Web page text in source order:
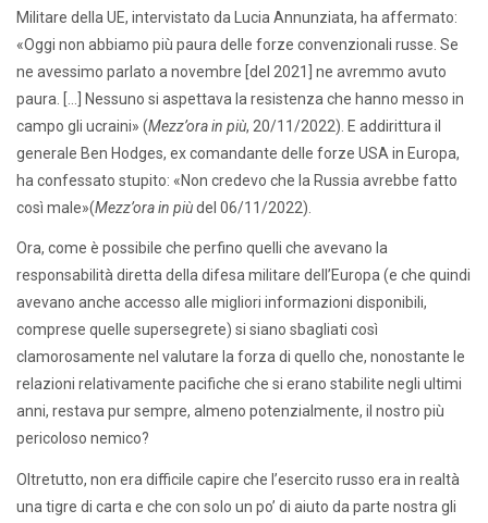
Militare della UE, intervistato da Lucia Annunziata, ha affermato:
«Oggi non abbiamo più paura delle forze convenzionali russe. Se
ne avessimo parlato a novembre [del 2021] ne avremmo avuto
paura. […] Nessuno si aspettava la resistenza che hanno messo in
campo gli ucraini» (Mezz’ora in più, 20/11/2022). E addirittura il
generale Ben Hodges, ex comandante delle forze USA in Europa,
ha confessato stupito: «Non credevo che la Russia avrebbe fatto
così male»(Mezz’ora in piùdel 06/11/2022).
Ora, come è possibile che perfino quelli che avevano la
responsabilità diretta della difesa militare dell’Europa (e che quindi
avevano anche accesso alle migliori informazioni disponibili,
comprese quelle supersegrete) si siano sbagliati così
clamorosamente nel valutare la forza di quello che, nonostante le
relazioni relativamente pacifiche che si erano stabilite negli ultimi
anni, restava pur sempre, almeno potenzialmente, il nostro più
pericoloso nemico?
Oltretutto, non era difficile capire che l’esercito russo era in realtà
una tigre di carta e che con solo un po’ di aiuto da parte nostra gli